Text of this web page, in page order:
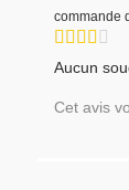
commande
Aucun
Cet avis